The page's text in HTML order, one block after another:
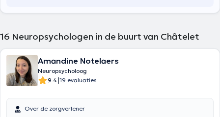
16 Neuropsychologen in de buurt van Châtelet
Amandine Notelaers
Neuropsycholoog
9.4|19 evaluaties
Over de zorgverlener